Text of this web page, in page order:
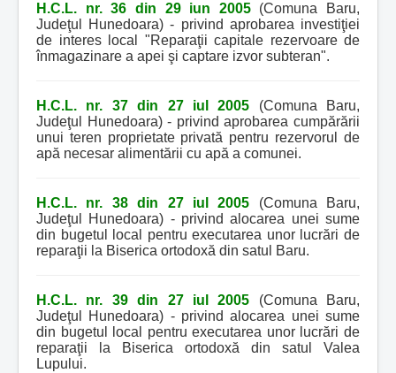
H.C.L. nr. 36 din 29 iun 2005(Comuna Baru,
Judeţul Hunedoara) - privind aprobarea investiţiei
de interes local "Reparaţii capitale rezervoare de
înmagazinare a apei şi captare izvor subteran".
H.C.L. nr. 37 din 27 iul 2005 (Comuna Baru,
Judeţul Hunedoara) - privind aprobarea cumpărării
unui teren proprietate privată pentru rezervorul de
apă necesar alimentării cu apă a comunei.
H.C.L. nr. 38 din 27 iul 2005 (Comuna Baru,
Judeţul Hunedoara) - privind alocarea unei sume
din bugetul local pentru executarea unor lucrări de
reparaţii la Biserica ortodoxă din satul Baru.
H.C.L. nr. 39 din 27 iul 2005 (Comuna Baru,
Judeţul Hunedoara) - privind alocarea unei sume
din bugetul local pentru executarea unor lucrări de
reparaţii la Biserica ortodoxă din satul Valea
Lupului.